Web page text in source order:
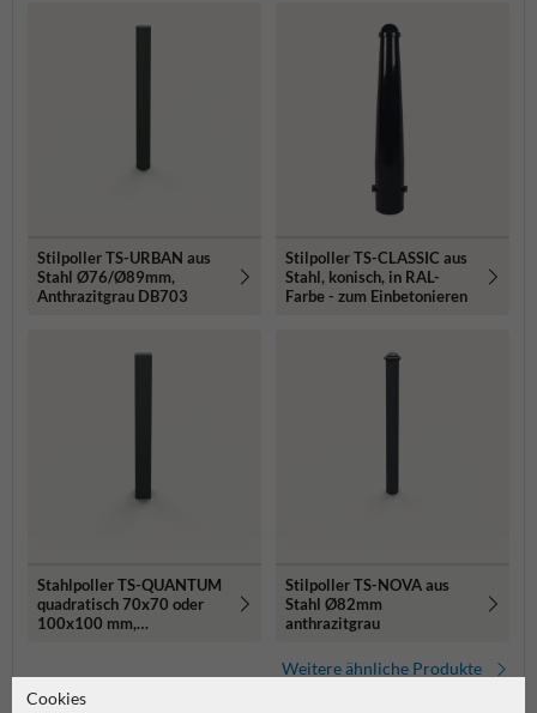
Stilpoller TS-URBAN aus
Stahl Ø76/Ø89mm,
Anthrazitgrau DB703
Stilpoller TS-CLASSIC aus
Stahl, konisch, in RAL-
Farbe - zum Einbetonieren
Stahlpoller TS-QUANTUM
quadratisch 70x70 oder
100x100 mm,
Stilpoller TS-NOVA aus
Stahl Ø82mm
anthrazitgrau
Weitere ähnliche Produkte
Cookies